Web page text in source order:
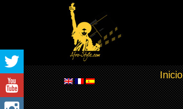
Inicio